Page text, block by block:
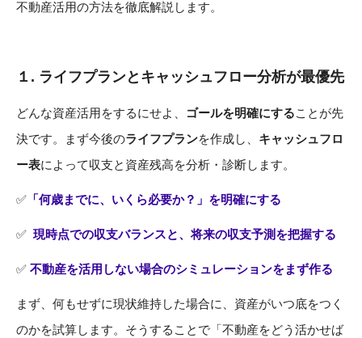
不動産活用の方法を徹底解説します。
１. ライフプランとキャッシュフロー分析が最優先
どんな資産活用をするにせよ、 ゴールを明確にすることが先
決です。まず今後のライフプランを作成し、 キャッシュフロ
ー表によって収支と資産残高を分析・診断します。
✅ 「何歳までに、いくら必要か？」を明確にする
✅ 現時点での収支バランスと、将来の収支予測を把握する
✅ 不動産を活用しない場合のシミュレーションをまず作る
まず、何もせずに現状維持した場合に、資産がいつ底をつく
のかを試算します。そうすることで「不動産をどう活かせば